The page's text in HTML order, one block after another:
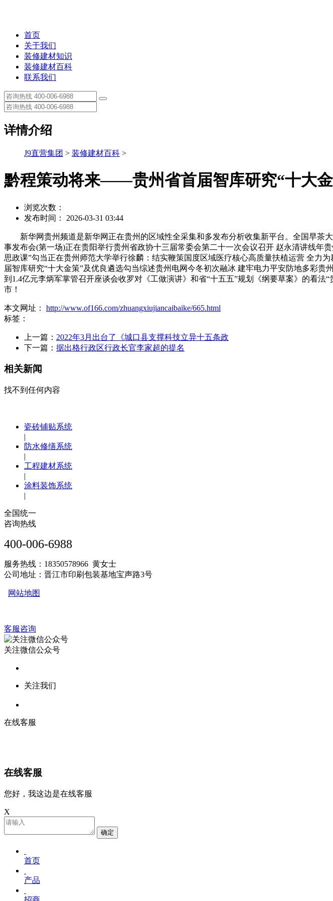
首页
关于我们
装修建材知识
装修建材百科
联系我们
详情介绍
J9直营集团 > 装修建材百科 >
黔程策动将来——贵州省首届智库研究“十大金
浏览次数：
发布时间： 2026-03-31 03:44
新华网贵州频道是新华网正在贵州的区域性全采集和多发布分析收集新平台。全国早茶大
事发布会(第一场)正在贵阳举行贵州省政协十三届常委会第二十一次会议召开 赵永清讲线年
思政课”勾当正在贵州师范大学举行徐麟：结实鞭策国度区域医疗核心高质量扶植运营 全
届智库研究“十大金策”及优良遴选勾当综述贵州电网今冬初次融冰 建牢电力平安防地多彩
到1.4亿元李炳军掌管召开座谈会收罗对《工做演讲》和省“十五五”规划《纲要草案》的看
市！
本文网址： http://www.of166.com/zhuangxiujiancaibaike/665.html
标签：
上一篇： 2022年3月出台了《城口县支撑科技立异十五条政
下一篇： 据出格行政区行政长官李家超的提名
相关新闻
找不到任何内容
瓷砖铺贴系统
|
防水修缮系统
|
工程建材系统
|
涂料装饰系统
|
全国统一
咨询热线
400-006-6988
服务热线：18350578966 黄女士
公司地址：晋江市印刷包装基地宝声路3号
网站地图
客服咨询
关注微信公众号
关注我们
在线客服
在线客服
您好，我这边是在线客服
X
确定
首页
产品